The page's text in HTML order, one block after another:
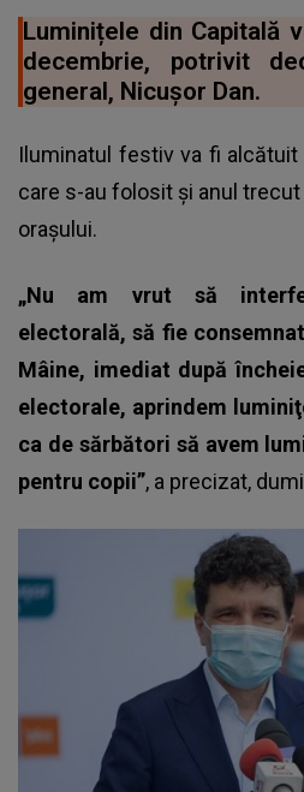
Luminițele din Capitală
decembrie, potrivit
general, Nicușor Dan.
Iluminatul festiv va fi
care s-au folosit și anul
orașului.
„Nu am vrut să
electorală, să fie
Mâine, imediat după
electorale, aprindem
ca de sărbători să avem
pentru copii”, a precizat,